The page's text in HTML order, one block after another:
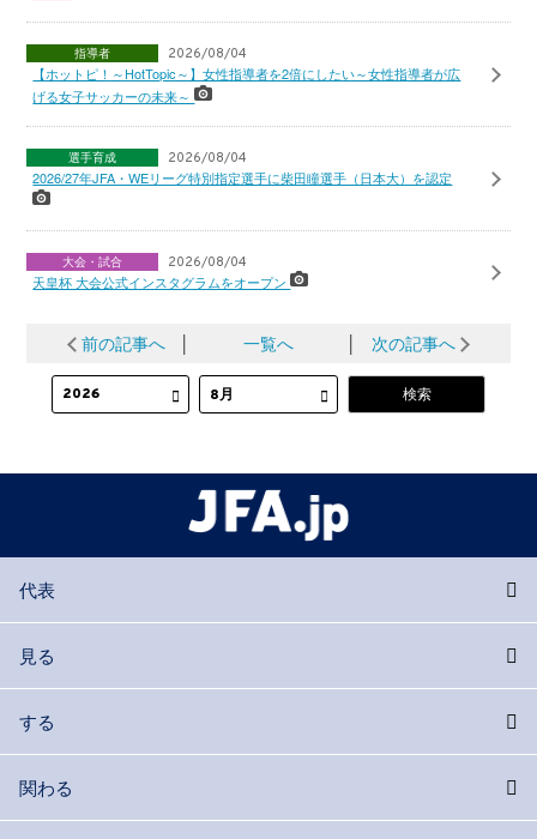
指導者 2026/08/04
【ホットピ！～HotTopic～】女性指導者を2倍にしたい～女性指導者が広
げる女子サッカーの未来～
選手育成 2026/08/04
2026/27年JFA・WEリーグ特別指定選手に柴田瞳選手（日本大）を認定
大会・試合 2026/08/04
天皇杯 大会公式インスタグラムをオープン
前の記事へ 一覧へ 次の記事へ
代表
見る
する
関わる